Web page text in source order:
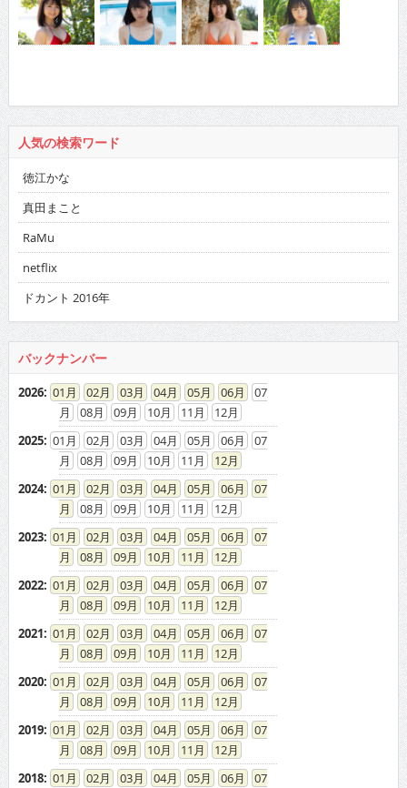
人気の検索ワード
徳江かな
真田まこと
RaMu
netflix
ドカント 2016年
バックナンバー
2026: 01 02 03 04 05 06
07
08
09 10 11
12
2025: 01 02 03 04 05 06
07
08
09 10 11
12
2024: 01 02 03 04 05 06
07
08
09 10 11
12
2023: 01 02 03 04 05 06
07
08
09 10 11
12
2022: 01 02 03 04 05 06
07
08
09 10 11
12
2021: 01 02 03 04 05 06
07
08
09 10 11
12
2020: 01 02 03 04 05 06
07
08
09 10 11
12
2019: 01 02 03 04 05 06
07
08
09 10 11
12
2018: 01 02 03 04 05 06
07